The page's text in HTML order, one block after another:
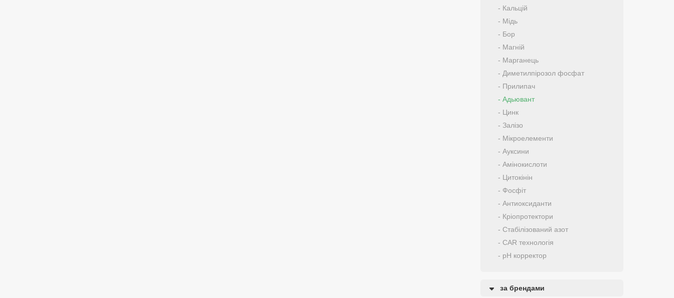
- Кальцій
- Мідь
- Бор
- Магній
- Марганець
- Диметилпірозол фосфат
- Прилипач
- Адьювант
- Цинк
- Залізо
- Мікроелементи
- Ауксини
- Амінокислоти
- Цитокінін
- Фосфіт
- Антиоксиданти
- Кріопротектори
- Стабілізований азот
- CAR технологія
- pH корректор
за брендами